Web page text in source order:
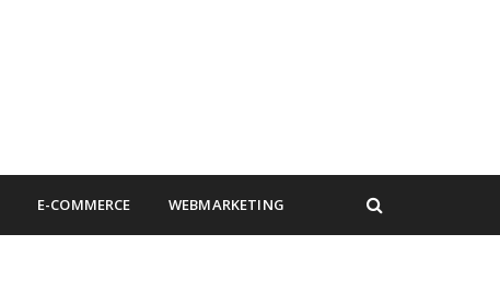
E-COMMERCE WEBMARKETING